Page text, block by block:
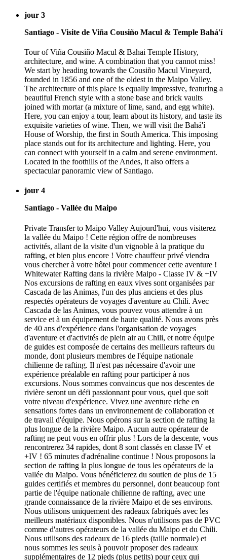
jour 3
Santiago - Visite de Viña Cousiño Macul & Temple Bahá'í
Tour of Viña Cousiño Macul & Bahai Temple History,
architecture, and wine. A combination that you cannot miss!
We start by heading towards the Cousiño Macul Vineyard,
founded in 1856 and one of the oldest in the Maipo Valley.
The architecture of this place is equally impressive, featuring a
beautiful French style with a stone base and brick vaults
joined with mortar (a mixture of lime, sand, and egg white).
Here, you can enjoy a tour, learn about its history, and taste its
exquisite varieties of wine. Then, we will visit the Bahá'í
House of Worship, the first in South America. This imposing
place stands out for its architecture and lighting. Here, you
can connect with yourself in a calm and serene environment.
Located in the foothills of the Andes, it also offers a
spectacular panoramic view of Santiago.
jour 4
Santiago - Vallée du Maipo
Private Transfer to Maipo Valley Aujourd'hui, vous visiterez
la vallée du Maipo ! Cette région offre de nombreuses
activités, allant de la visite d'un vignoble à la pratique du
rafting, et bien plus encore ! Votre chauffeur privé viendra
vous chercher à votre hôtel pour commencer cette aventure !
Whitewater Rafting dans la rivière Maipo - Classe IV & +IV
Nos excursions de rafting en eaux vives sont organisées par
Cascada de las Animas, l'un des plus anciens et des plus
respectés opérateurs de voyages d'aventure au Chili. Avec
Cascada de las Animas, vous pouvez vous attendre à un
service et à un équipement de haute qualité. Nous avons près
de 40 ans d'expérience dans l'organisation de voyages
d'aventure et d'activités de plein air au Chili, et notre équipe
de guides est composée de certains des meilleurs rafteurs du
monde, dont plusieurs membres de l'équipe nationale
chilienne de rafting. Il n'est pas nécessaire d'avoir une
expérience préalable en rafting pour participer à nos
excursions. Nous sommes convaincus que nos descentes de
rivière seront un défi passionnant pour vous, quel que soit
votre niveau d'expérience. Vivez une aventure riche en
sensations fortes dans un environnement de collaboration et
de travail d'équipe. Nous opérons sur la section de rafting la
plus longue de la rivière Maipo. Aucun autre opérateur de
rafting ne peut vous en offrir plus ! Lors de la descente, vous
rencontrerez 34 rapides, dont 8 sont classés en classe IV et
+IV ! 65 minutes d'adrénaline continue ! Nous proposons la
section de rafting la plus longue de tous les opérateurs de la
vallée du Maipo. Vous bénéficierez du soutien de plus de 15
guides certifiés et membres du personnel, dont beaucoup font
partie de l'équipe nationale chilienne de rafting, avec une
grande connaissance de la rivière Maipo et de ses environs.
Nous utilisons uniquement des radeaux fabriqués avec les
meilleurs matériaux disponibles. Nous n'utilisons pas de PVC
comme d'autres opérateurs de la vallée du Maipo et du Chili.
Nous utilisons des radeaux de 16 pieds (taille normale) et
nous sommes les seuls à pouvoir proposer des radeaux
supplémentaires de 12 pieds (plus petits) pour ceux qui